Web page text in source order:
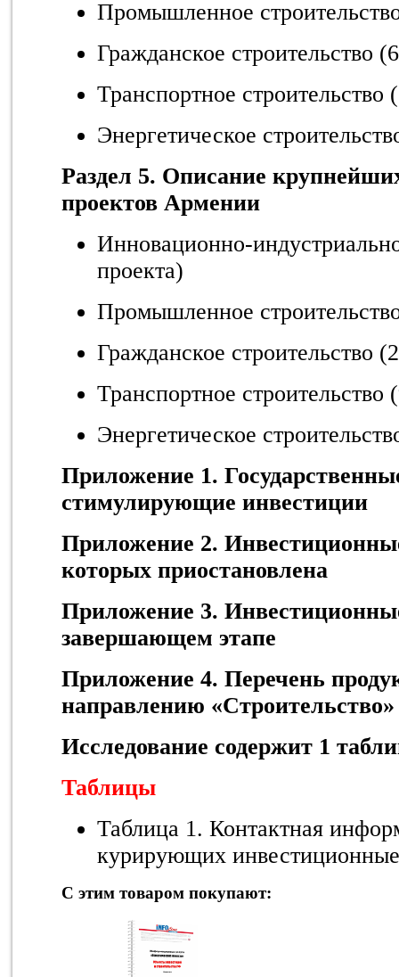
Промышленное
Гражданское строительство
Транспортное строительство
Энергетическое
Раздел 5. Описание
проектов Армении
Инновационно-
проекта)
Промышленное
Гражданское строительство
Транспортное строительство
Энергетическое
Приложение 1.
стимулирующие инвестиции
Приложение 2.
которых приостановлена
Приложение 3.
завершающем этапе
Приложение 4. Перечень
направлению «Строительство»
Исследование содержит 1
Таблицы
Таблица 1. Контактная
курирующих
С этим товаром покупают: